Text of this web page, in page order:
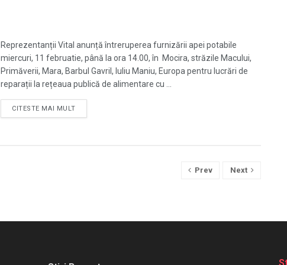
Reprezentanții Vital anunță întreruperea furnizării apei potabile
miercuri, 11 februatie, până la ora 14.00, în Mocira, străzile Macului,
Primăverii, Mara, Barbul Gavril, Iuliu Maniu, Europa pentru lucrări de
reparații la rețeaua publică de alimentare cu ...
CITESTE MAI MULT
Prev Next